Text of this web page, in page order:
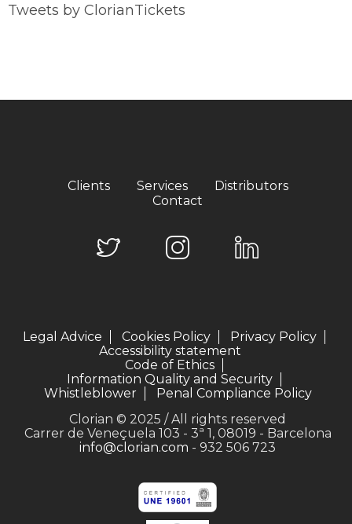
Tweets by ClorianTickets
Clients Services
Distributors
Contact
Legal Advice Cookies Policy
Privacy Policy
Accessibility statement
Code of Ethics
Information Quality and Security
Whistleblower
Penal Compliance Policy
Clorian © 2025 / All rights reserved
Carrer de Veneçuela 103 - 3ª 1, 08019 - Barcelona
info@clorian.com - 932 506 723